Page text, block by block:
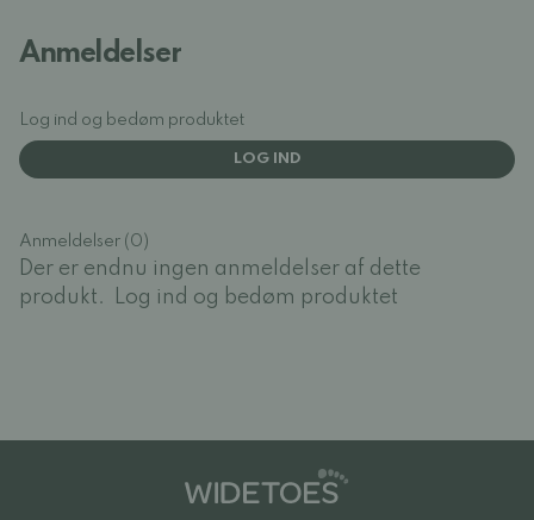
Anmeldelser
Log ind og bedøm produktet
LOG IND
Anmeldelser (0)
Der er endnu ingen anmeldelser af dette
produkt.
Log ind og bedøm produktet